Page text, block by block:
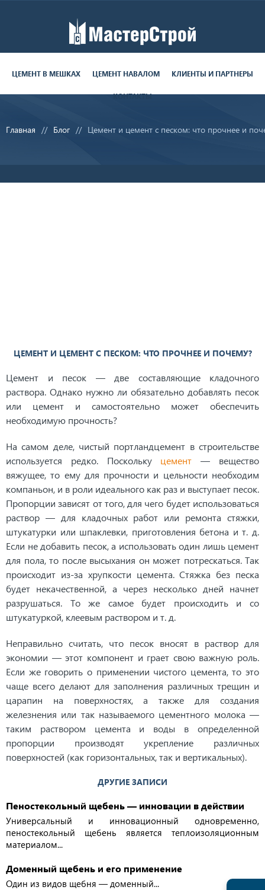
поставки круглосуточно
8 (812) 679-06-70
ЦЕМЕНТ В МЕШКАХ ЦЕМЕНТ НАВАЛОМ КЛИЕНТЫ И ПАРТНЕРЫ
КОНТАКТЫ
Главная Блог Цемент и цемент с песком: что прочнее и
ЦЕМЕНТ И ЦЕМЕНТ С ПЕСКОМ: ЧТО ПРОЧНЕЕ И ПОЧЕМУ?
Цемент и песок — две составляющие кладочного
раствора. Однако нужно ли обязательно добавлять песок
или цемент и самостоятельно может обеспечить
необходимую прочность?
На самом деле, чистый портландцемент в строительстве
используется редко. Поскольку цемент — вещество
вяжущее, то ему для прочности и цельности необходим
компаньон, и в роли идеального как раз и выступает песок.
Пропорции зависят от того, для чего будет использоваться
раствор — для кладочных работ или ремонта стяжки,
штукатурки или шпаклевки, приготовления бетона и т. д.
Если не добавить песок, а использовать один лишь цемент
для пола, то после высыхания он может потрескаться. Так
происходит из-за хрупкости цемента. Стяжка без песка
будет некачественной, а через несколько дней начнет
разрушаться. То же самое будет происходить и со
штукатуркой, клеевым раствором и т. д.
Неправильно считать, что песок вносят в раствор для
экономии — этот компонент и грает свою важную роль.
Если же говорить о применении чистого цемента, то это
чаще всего делают для заполнения различных трещин и
царапин на поверхностях, а также для создания
железнения или так называемого цементного молока —
таким раствором цемента и воды в определенной
пропорции производят укрепление различных
поверхностей (как горизонтальных, так и вертикальных).
ДРУГИЕ ЗАПИСИ
Пеностекольный щебень — инновации в действии
Универсальный и инновационный одновременно,
пеностекольный щебень является теплоизоляционным
материалом...
Доменный щебень и его применение
Один из видов щебня — доменный...